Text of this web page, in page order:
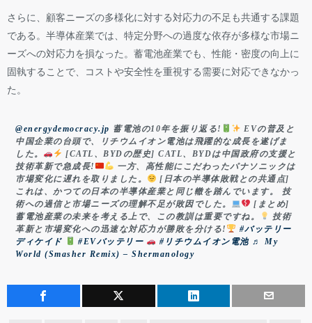
さらに、顧客ニーズの多様化に対する対応力の不足も共通する課題
である。半導体産業では、特定分野への過度な依存が多様な市場ニ
ーズへの対応力を損なった。蓄電池産業でも、性能・密度の向上に
固執することで、コストや安全性を重視する需要に対応できなかっ
た。
@energydemocracy.jp 蓄電池の10年を振り返る!
EVの普及と
中国企業の台頭で、リチウムイオン電池は飛躍的な成長を遂げま
した。
[CATL、BYDの歴史] CATL、BYDは中国政府の支援と
技術革新で急成長!
一方、高性能にこだわったパナソニックは
市場変化に遅れを取りました。
[日本の半導体敗戦との共通点]
これは、かつての日本の半導体産業と同じ轍を踏んでいます。 技
術への過信と市場ニーズの理解不足が敗因でした。
[まとめ]
蓄電池産業の未来を考える上で、この教訓は重要ですね。
技術
革新と市場変化への迅速な対応力が勝敗を分ける!
#バッテリー
ディケイド
#EVバッテリー #リチウムイオン電池 ♬ My
World (Smasher Remix) – Shermanology